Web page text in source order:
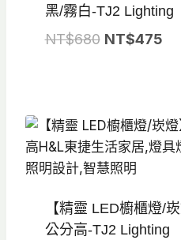
黑/霧白-TJ2 Lighting
NT$680 原
NT$680。
NT$475目
【精靈 LED櫥櫃燈/
公分高-TJ2 Lighting